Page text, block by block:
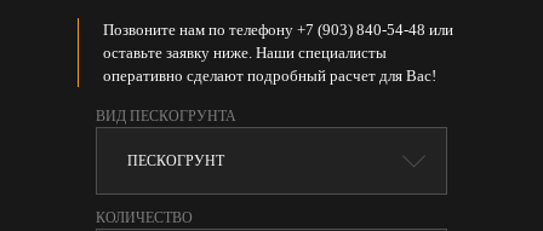
Позвоните нам по телефону +7 (903) 840-54-48 или
оставьте заявку ниже. Наши специалисты
оперативно сделают подробный расчет для Вас!
ВИД ПЕСКОГРУНТА
КОЛИЧЕСТВО